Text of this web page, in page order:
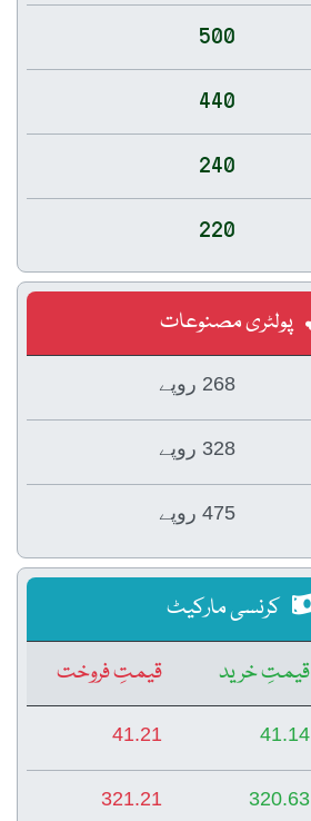
500
440
240
220
پولٹری مصنوعات
268 روپے
328 روپے
475 روپے
کرنسی مارکیٹ
قیمتِ خرید
قیمتِ فروخت
41.14
41.21
320.63
321.21